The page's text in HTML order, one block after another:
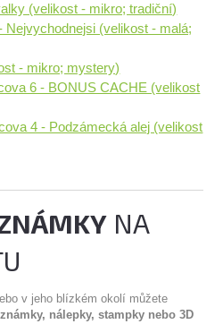
(velikost - mikro; tradiční)
Nejvychodnejsi (velikost - malá;
- mikro; mystery)
6 - BONUS CACHE (velikost
4 - Podzámecká alej (velikost
NA
v jeho blízkém okolí můžete
nálepky, stampky nebo 3D